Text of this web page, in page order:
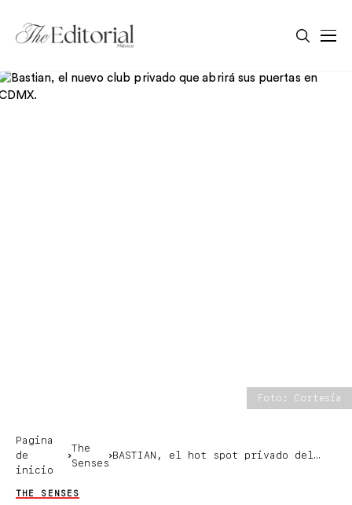
Foto: Cortesía
Pagina
de
inicio
The
Senses
BASTIAN, el hot spot privado del
THE SENSES